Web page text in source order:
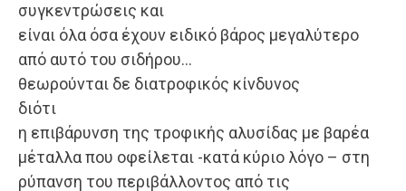
συγκεντρώσεις και
είναι όλα όσα έχουν ειδικό βάρος μεγαλύτερο
από αυτό του σιδήρου…
θεωρούνται δε διατροφικός κίνδυνος
διότι
η επιβάρυνση της τροφικής αλυσίδας με βαρέα
μέταλλα που οφείλεται -κατά κύριο λόγο – στη
ρύπανση του περιβάλλοντος από τις